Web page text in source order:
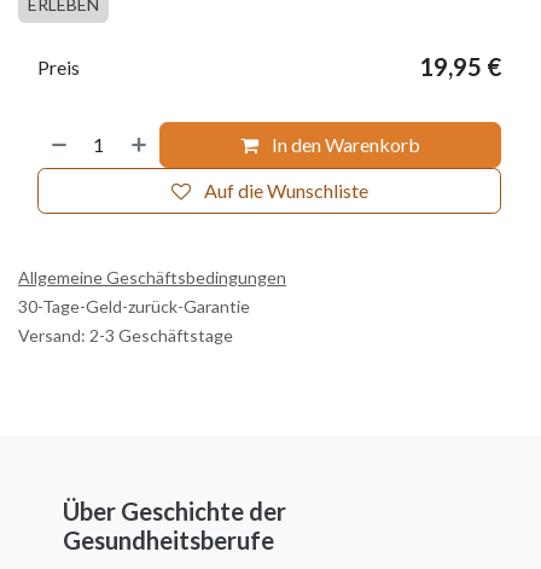
ERLEBEN
In den Warenkorb
Auf die Wunschliste
Preis 19,95 €
Allgemeine Geschäftsbedingungen
30-Tage-Geld-zurück-Garantie
Versand: 2-3 Geschäftstage
Über Geschichte der
Gesundheitsberufe